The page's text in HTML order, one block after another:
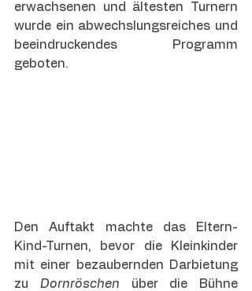
erwachsenen und ältesten Turnern
wurde ein abwechslungsreiches und
beeindruckendes Programm
geboten.
Den Auftakt machte das Eltern-
Kind-Turnen, bevor die Kleinkinder
mit einer bezaubernden Darbietung
zu Dornröschen über die Bühne